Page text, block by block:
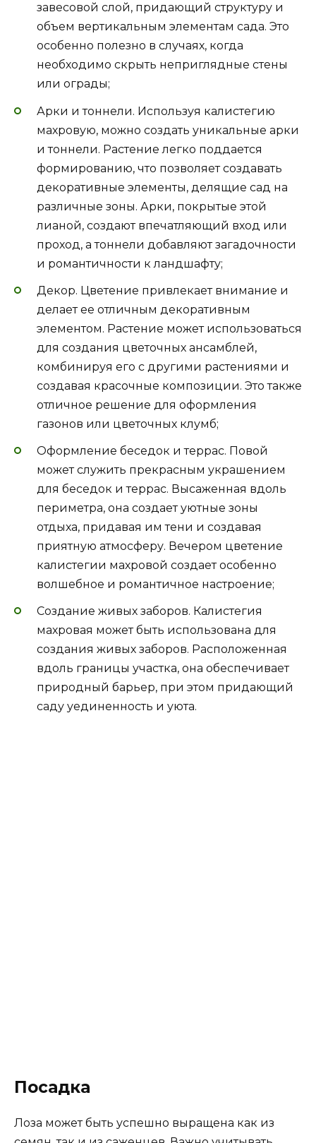
завесовой слой, придающий структуру и
объем вертикальным элементам сада. Это
особенно полезно в случаях, когда
необходимо скрыть неприглядные стены
или ограды;
Арки и тоннели. Используя калистегию
махровую, можно создать уникальные арки
и тоннели. Растение легко поддается
формированию, что позволяет создавать
декоративные элементы, делящие сад на
различные зоны. Арки, покрытые этой
лианой, создают впечатляющий вход или
проход, а тоннели добавляют загадочности
и романтичности к ландшафту;
Декор. Цветение привлекает внимание и
делает ее отличным декоративным
элементом. Растение может использоваться
для создания цветочных ансамблей,
комбинируя его с другими растениями и
создавая красочные композиции. Это также
отличное решение для оформления
газонов или цветочных клумб;
Оформление беседок и террас. Повой
может служить прекрасным украшением
для беседок и террас. Высаженная вдоль
периметра, она создает уютные зоны
отдыха, придавая им тени и создавая
приятную атмосферу. Вечером цветение
калистегии махровой создает особенно
волшебное и романтичное настроение;
Создание живых заборов. Калистегия
махровая может быть использована для
создания живых заборов. Расположенная
вдоль границы участка, она обеспечивает
природный барьер, при этом придающий
саду уединенность и уюта.
Посадка
Лоза может быть успешно выращена как из